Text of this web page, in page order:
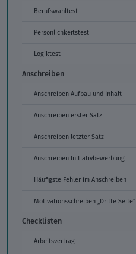
Berufswahltest
Persönlichkeitstest
Logiktest
Anschreiben
Anschreiben Aufbau und Inhalt
Anschreiben erster Satz
Anschreiben letzter Satz
Anschreiben Initiativbewerbung
Häufigste Fehler im Anschreiben
Motivationsschreiben „Dritte Seite“
Checklisten
Arbeitsvertrag